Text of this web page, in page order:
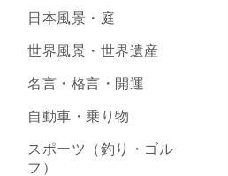
日本風景・庭
世界風景・世界遺産
名言・格言・開運
自動車・乗り物
スポーツ（釣り・ゴル
フ）